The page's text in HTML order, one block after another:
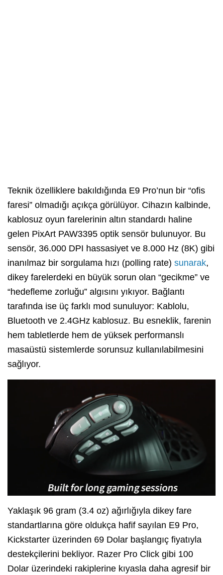
Teknik özelliklere bakıldığında E9 Pro’nun bir “ofis
faresi” olmadığı açıkça görülüyor. Cihazın kalbinde,
kablosuz oyun farelerinin altın standardı haline
gelen PixArt PAW3395 optik sensör bulunuyor. Bu
sensör, 36.000 DPI hassasiyet ve 8.000 Hz (8K) gibi
inanılmaz bir sorgulama hızı (polling rate) sunarak,
dikey farelerdeki en büyük sorun olan “gecikme” ve
“hedefleme zorluğu” algısını yıkıyor. Bağlantı
tarafında ise üç farklı mod sunuluyor: Kablolu,
Bluetooth ve 2.4GHz kablosuz. Bu esneklik, farenin
hem tabletlerde hem de yüksek performanslı
masaüstü sistemlerde sorunsuz kullanılabilmesini
sağlıyor.
Yaklaşık 96 gram (3.4 oz) ağırlığıyla dikey fare
standartlarına göre oldukça hafif sayılan E9 Pro,
Kickstarter üzerinden 69 Dolar başlangıç fiyatıyla
destekçilerini bekliyor. Razer Pro Click gibi 100
Dolar üzerindeki rakiplerine kıyasla daha agresif bir